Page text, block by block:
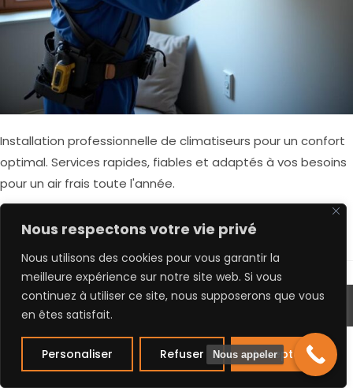
Nous respectons votre vie privé
Nous utilisons des cookies pour vous garantir la
meilleure expérience sur notre site web. Si vous
continuez à utiliser ce site, nous supposerons que vous
en êtes satisfait.
Personaliser Refuser Accepter
Installation professionnelle de climatiseurs pour un confort
optimal. Services rapides, fiables et adaptés à vos besoins
pour un air frais toute l'année.
Continuer La Lecture
Copyright © 2025 - OrlovEnergy - Crée par Sky Keys
Nous appeler